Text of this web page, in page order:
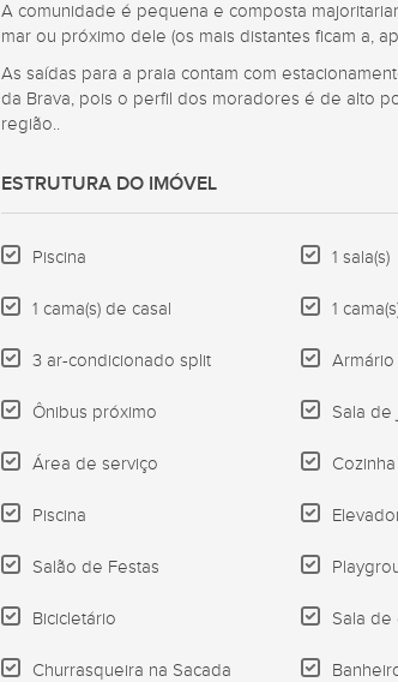
A comunidade é pequena e composta
mar ou próximo dele (os mais distantes ficam a,
As saídas para a praia contam com
da Brava, pois o perfil dos moradores é de alto
região..
ESTRUTURA DO IMÓVEL
Piscina 1 sala(s)
1 cama(s) de casal 1
3 ar-condicionado split Armário
Ônibus próximo Sala de
Área de serviço Cozinha
Piscina
Salão de Festas
Bicicletário Sala de
Churrasqueira na Sacada